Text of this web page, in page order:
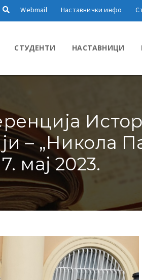
Webmail Наставнички инфо
СТУДЕНТИ НАСТАВНИЦИ
– „Никола
мај 2023.